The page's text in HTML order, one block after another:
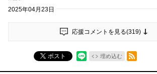
2025年04月23日
応援コメントを見る(319)
ポスト 埋め込む
RSSフィード